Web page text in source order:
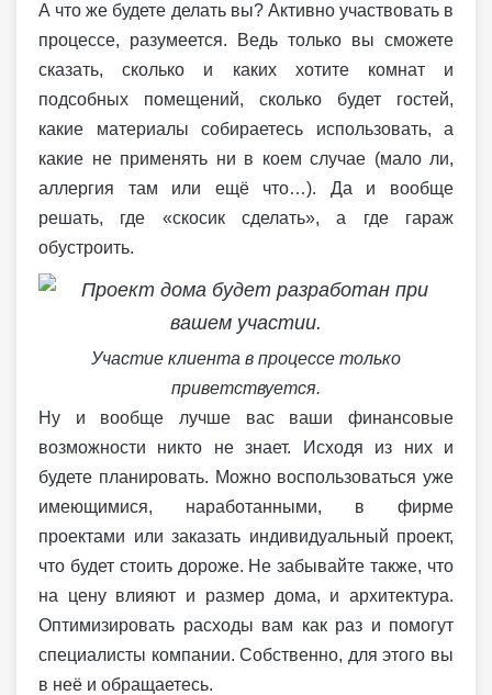
А что же будете делать вы? Активно участвовать в
процессе, разумеется. Ведь только вы сможете
сказать, сколько и каких хотите комнат и
подсобных помещений, сколько будет гостей,
какие материалы собираетесь использовать, а
какие не применять ни в коем случае (мало ли,
аллергия там или ещё что…). Да и вообще
решать, где «скосик сделать», а где гараж
обустроить.
Участие клиента в процессе только
приветствуется.
Ну и вообще лучше вас ваши финансовые
возможности никто не знает. Исходя из них и
будете планировать. Можно воспользоваться уже
имеющимися, наработанными, в фирме
проектами или заказать индивидуальный проект,
что будет стоить дороже. Не забывайте также, что
на цену влияют и размер дома, и архитектура.
Оптимизировать расходы вам как раз и помогут
специалисты компании. Собственно, для этого вы
в неё и обращаетесь.